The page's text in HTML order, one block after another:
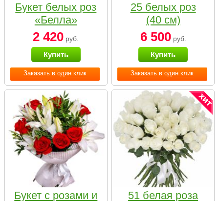
Заказать в один клик
Букет белых роз
«Белла»
2 420 руб.
Купить
Заказать в один клик
25 белых роз
(40 см)
6 500руб.
Купить
Букет с розами и
51 белая роза